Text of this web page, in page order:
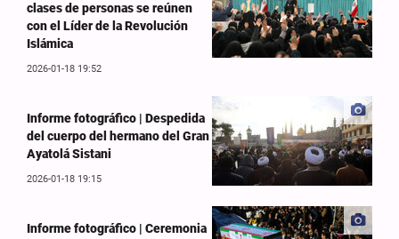
clases de personas se reúnen
con el Líder de la Revolución
Islámica
2026-01-18 19:52
Informe fotográfico | Despedida
del cuerpo del hermano del Gran
Ayatolá Sistani
2026-01-18 19:15
Informe fotográfico | Ceremonia